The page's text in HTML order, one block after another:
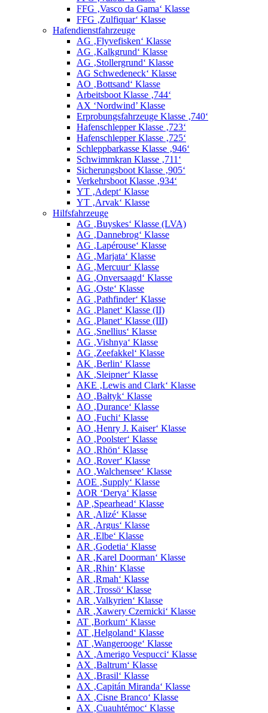
FFG ‚Vasco da Gama‘ Klasse
FFG ‚Zulfiquar‘ Klasse
Hafendienstfahrzeuge
AG ‚Flyvefisken‘ Klasse
AG ‚Kalkgrund‘ Klasse
AG ‚Stollergrund‘ Klasse
AG Schwedeneck‘ Klasse
AO ‚Bottsand‘ Klasse
Arbeitsboot Klasse ‚744‘
AX ‘Nordwind’ Klasse
Erprobungsfahrzeuge Klasse ‚740‘
Hafenschlepper Klasse ‚723‘
Hafenschlepper Klasse ‚725‘
Schleppbarkasse Klasse ‚946‘
Schwimmkran Klasse ‚711‘
Sicherungsboot Klasse ‚905‘
Verkehrsboot Klasse ‚934‘
YT ‚Adept‘ Klasse
YT ‚Arvak‘ Klasse
Hilfsfahrzeuge
AG ‚Buyskes‘ Klasse (LVA)
AG ‚Dannebrog‘ Klasse
AG ‚Lapérouse‘ Klasse
AG ‚Marjata‘ Klasse
AG ‚Mercuur‘ Klasse
AG ‚Onversaagd‘ Klasse
AG ‚Oste‘ Klasse
AG ‚Pathfinder‘ Klasse
AG ‚Planet‘ Klasse (II)
AG ‚Planet‘ Klasse (III)
AG ‚Snellius‘ Klasse
AG ‚Vishnya‘ Klasse
AG ‚Zeefakkel‘ Klasse
AK ‚Berlin‘ Klasse
AK ‚Sleipner‘ Klasse
AKE ‚Lewis and Clark‘ Klasse
AO ‚Bałtyk‘ Klasse
AO ‚Durance‘ Klasse
AO ‚Fuchi‘ Klasse
AO ‚Henry J. Kaiser‘ Klasse
AO ‚Poolster‘ Klasse
AO ‚Rhön‘ Klasse
AO ‚Rover‘ Klasse
AO ‚Walchensee‘ Klasse
AOE ‚Supply‘ Klasse
AOR ‘Derya‘ Klasse
AP ‚Spearhead‘ Klasse
AR ‚Alizé‘ Klasse
AR ‚Argus‘ Klasse
AR ‚Elbe‘ Klasse
AR ‚Godetia‘ Klasse
AR ‚Karel Doorman‘ Klasse
AR ‚Rhin‘ Klasse
AR ‚Rmah‘ Klasse
AR ‚Trossö‘ Klasse
AR ‚Valkyrien‘ Klasse
AR ‚Xawery Czernicki‘ Klasse
AT ‚Borkum‘ Klasse
AT ‚Helgoland‘ Klasse
AT ‚Wangerooge‘ Klasse
AX ‚Amerigo Vespucci‘ Klasse
AX ‚Baltrum‘ Klasse
AX ‚Brasil‘ Klasse
AX ‚Capitán Miranda‘ Klasse
AX ‚Cisne Branco‘ Klasse
AX ‚Cuauhtémoc‘ Klasse